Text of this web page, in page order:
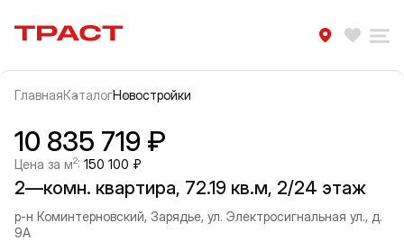
Траст | Служба недвижимости
ГлавнаяКаталогНовостройки
Информация об объекте
Галерея
10 835 719 ₽
Цена за м2: 150 100 ₽
2—комн. квартира, 72.19 кв.м, 2/24 этаж
р-н Коминтерновский, Зарядье, ул. Электросигнальная ул., д.
9А